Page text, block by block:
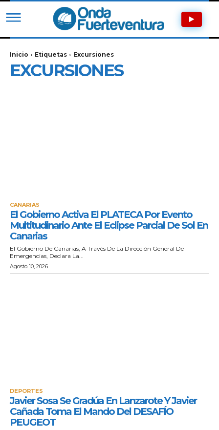
Inicio Etiquetas Excursiones
EXCURSIONES
CANARIAS
El Gobierno Activa El PLATECA Por Evento
Multitudinario Ante El Eclipse Parcial De Sol En
Canarias
El Gobierno De Canarias, A Través De La Dirección General De
Emergencias, Declara La...
Agosto 10, 2026
DEPORTES
Javier Sosa Se Gradúa En Lanzarote Y Javier
Cañada Toma El Mando Del DESAFÍO
PEUGEOT